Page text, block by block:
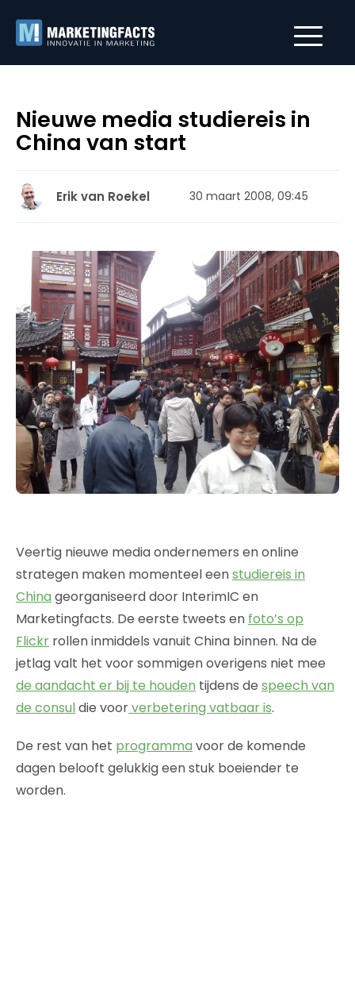
Nieuwe media studiereis in
China van start
Erik van Roekel 30 maart 2008, 09:45
Veertig nieuwe media ondernemers en online
strategen maken momenteel eenstudiereis in
China georganiseerd door InterimIC en
Marketingfacts. De eerste tweets en foto’s op
Flickr rollen inmiddels vanuit China binnen. Na de
jetlag valt het voor sommigen overigens niet mee
de aandacht er bij te houden tijdens de speech van
de consuldie voorverbetering vatbaar is.
De rest van het programma voor de komende
dagen belooft gelukkig een stuk boeiender te
worden.